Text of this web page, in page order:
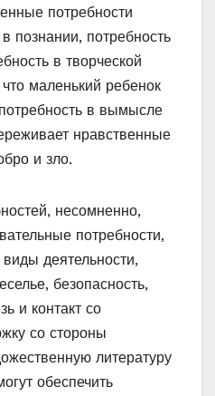
потребности
познании, потребность
в творческой
маленький ребенок
в вымысле
нравственные
и зло.
несомненно,
потребности,
деятельности,
безопасность,
и контакт со
со стороны
литературу
обеспечить